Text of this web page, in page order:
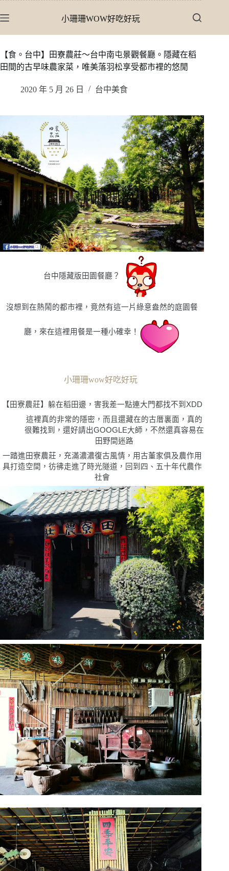
至
內
容
小珊珊WOW好吃好玩
【食。台中】田寮農莊〜台中南屯景觀餐廳。隱藏在稻
田間的古早味農家菜，唯美落羽松享受都市裡的悠閒
2020 年 5 月 26 日 台中美食
台中隱藏版田園餐廳？
沒想到在熱鬧的都市裡，竟然有這一片綠意盎然的庭園餐
廳，來在這裡用餐是一種小確幸！
小珊珊wow好吃好玩
【田寮農莊】 躲在稻田邊，害我差一點連大門都找不到 XDD
這裡真的非常的隱密，而且還藏在的古厝裏面，真的
很難找到，還好請出GOOGLE大師，不然還真容易在
田野間迷路
一踏進田寮農莊，充滿濃濃復古風情，用古董家俱及農作用
具打造空間，彷彿走進了時光隧道，回到四、五十年代農作
社會